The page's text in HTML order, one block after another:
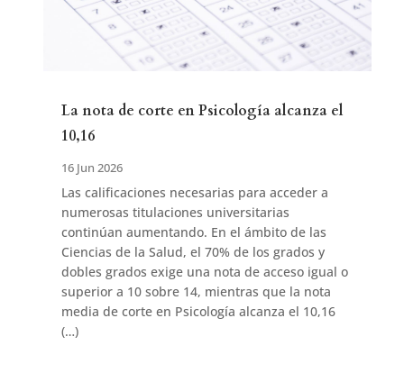
La nota de corte en Psicología alcanza el
10,16
16 Jun 2026
Las calificaciones necesarias para acceder a
numerosas titulaciones universitarias
continúan aumentando. En el ámbito de las
Ciencias de la Salud, el 70% de los grados y
dobles grados exige una nota de acceso igual o
superior a 10 sobre 14, mientras que la nota
media de corte en Psicología alcanza el 10,16
(…)